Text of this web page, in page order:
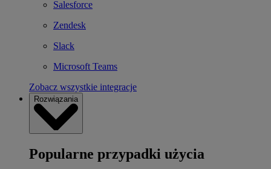
Salesforce
Zendesk
Slack
Microsoft Teams
Zobacz wszystkie integracje
Rozwiązania
Popularne przypadki użycia